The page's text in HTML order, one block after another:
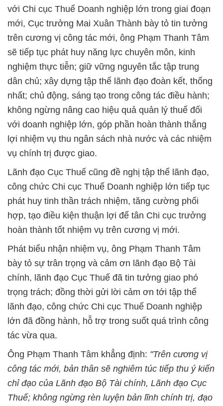
với Chi cục Thuế Doanh nghiệp lớn trong giai đoạn
mới, Cục trưởng Mai Xuân Thành bày tỏ tin tưởng
trên cương vị công tác mới, ông Phạm Thanh Tâm
sẽ tiếp tục phát huy năng lực chuyên môn, kinh
nghiệm thực tiễn; giữ vững nguyên tắc tập trung
dân chủ; xây dựng tập thể lãnh đạo đoàn kết, thống
nhất; chủ động, sáng tạo trong công tác điều hành;
không ngừng nâng cao hiệu quả quản lý thuế đối
với doanh nghiệp lớn, góp phần hoàn thành thắng
lợi nhiệm vụ thu ngân sách nhà nước và các nhiệm
vụ chính trị được giao.
Lãnh đạo Cục Thuế cũng đề nghị tập thể lãnh đạo,
công chức Chi cục Thuế Doanh nghiệp lớn tiếp tục
phát huy tinh thần trách nhiệm, tăng cường phối
hợp, tạo điều kiện thuận lợi để tân Chi cục trưởng
hoàn thành tốt nhiệm vụ trên cương vị mới.
Phát biểu nhận nhiệm vụ, ông Phạm Thanh Tâm
bày tỏ sự trân trọng và cảm ơn lãnh đạo Bộ Tài
chính, lãnh đạo Cục Thuế đã tin tưởng giao phó
trọng trách; đồng thời gửi lời cảm ơn tới tập thể
lãnh đạo, công chức Chi cục Thuế Doanh nghiệp
lớn đã đồng hành, hỗ trợ trong suốt quá trình công
tác vừa qua.
Ông Phạm Thanh Tâm khẳng định: "Trên cương vị
công tác mới, bản thân sẽ nghiêm túc tiếp thu ý kiến
chỉ đạo của Lãnh đạo Bộ Tài chính, Lãnh đạo Cục
Thuế; không ngừng rèn luyện bản lĩnh chính trị, đạo